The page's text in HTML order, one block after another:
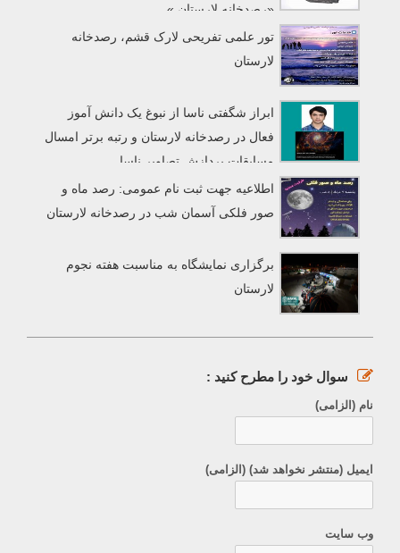
«رصدخانه لارستان »
تور علمی تفریحی لارک قشم، رصدخانه
لارستان
ابراز شگفتی ناسا از نبوغ یک دانش آموز
فعال در رصدخانه لارستان و رتبه برتر امسال
مسابقات پردازش تصاویر ناسا
اطلاعیه جهت ثبت نام عمومی: رصد ماه و
صور فلکی آسمان شب در رصدخانه لارستان
برگزاری نمایشگاه به مناسبت هفته نجوم
لارستان
سوال خود را مطرح کنید :
نام (الزامی)
ایمیل (منتشر نخواهد شد) (الزامی)
وب سایت